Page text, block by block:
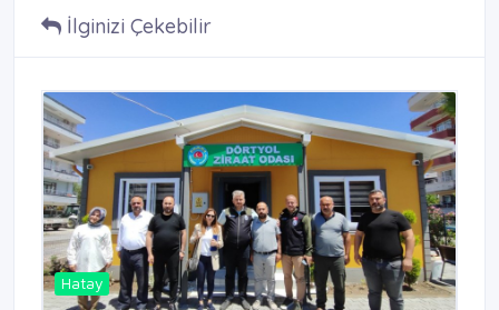
İlginizi Çekebilir
Hatay